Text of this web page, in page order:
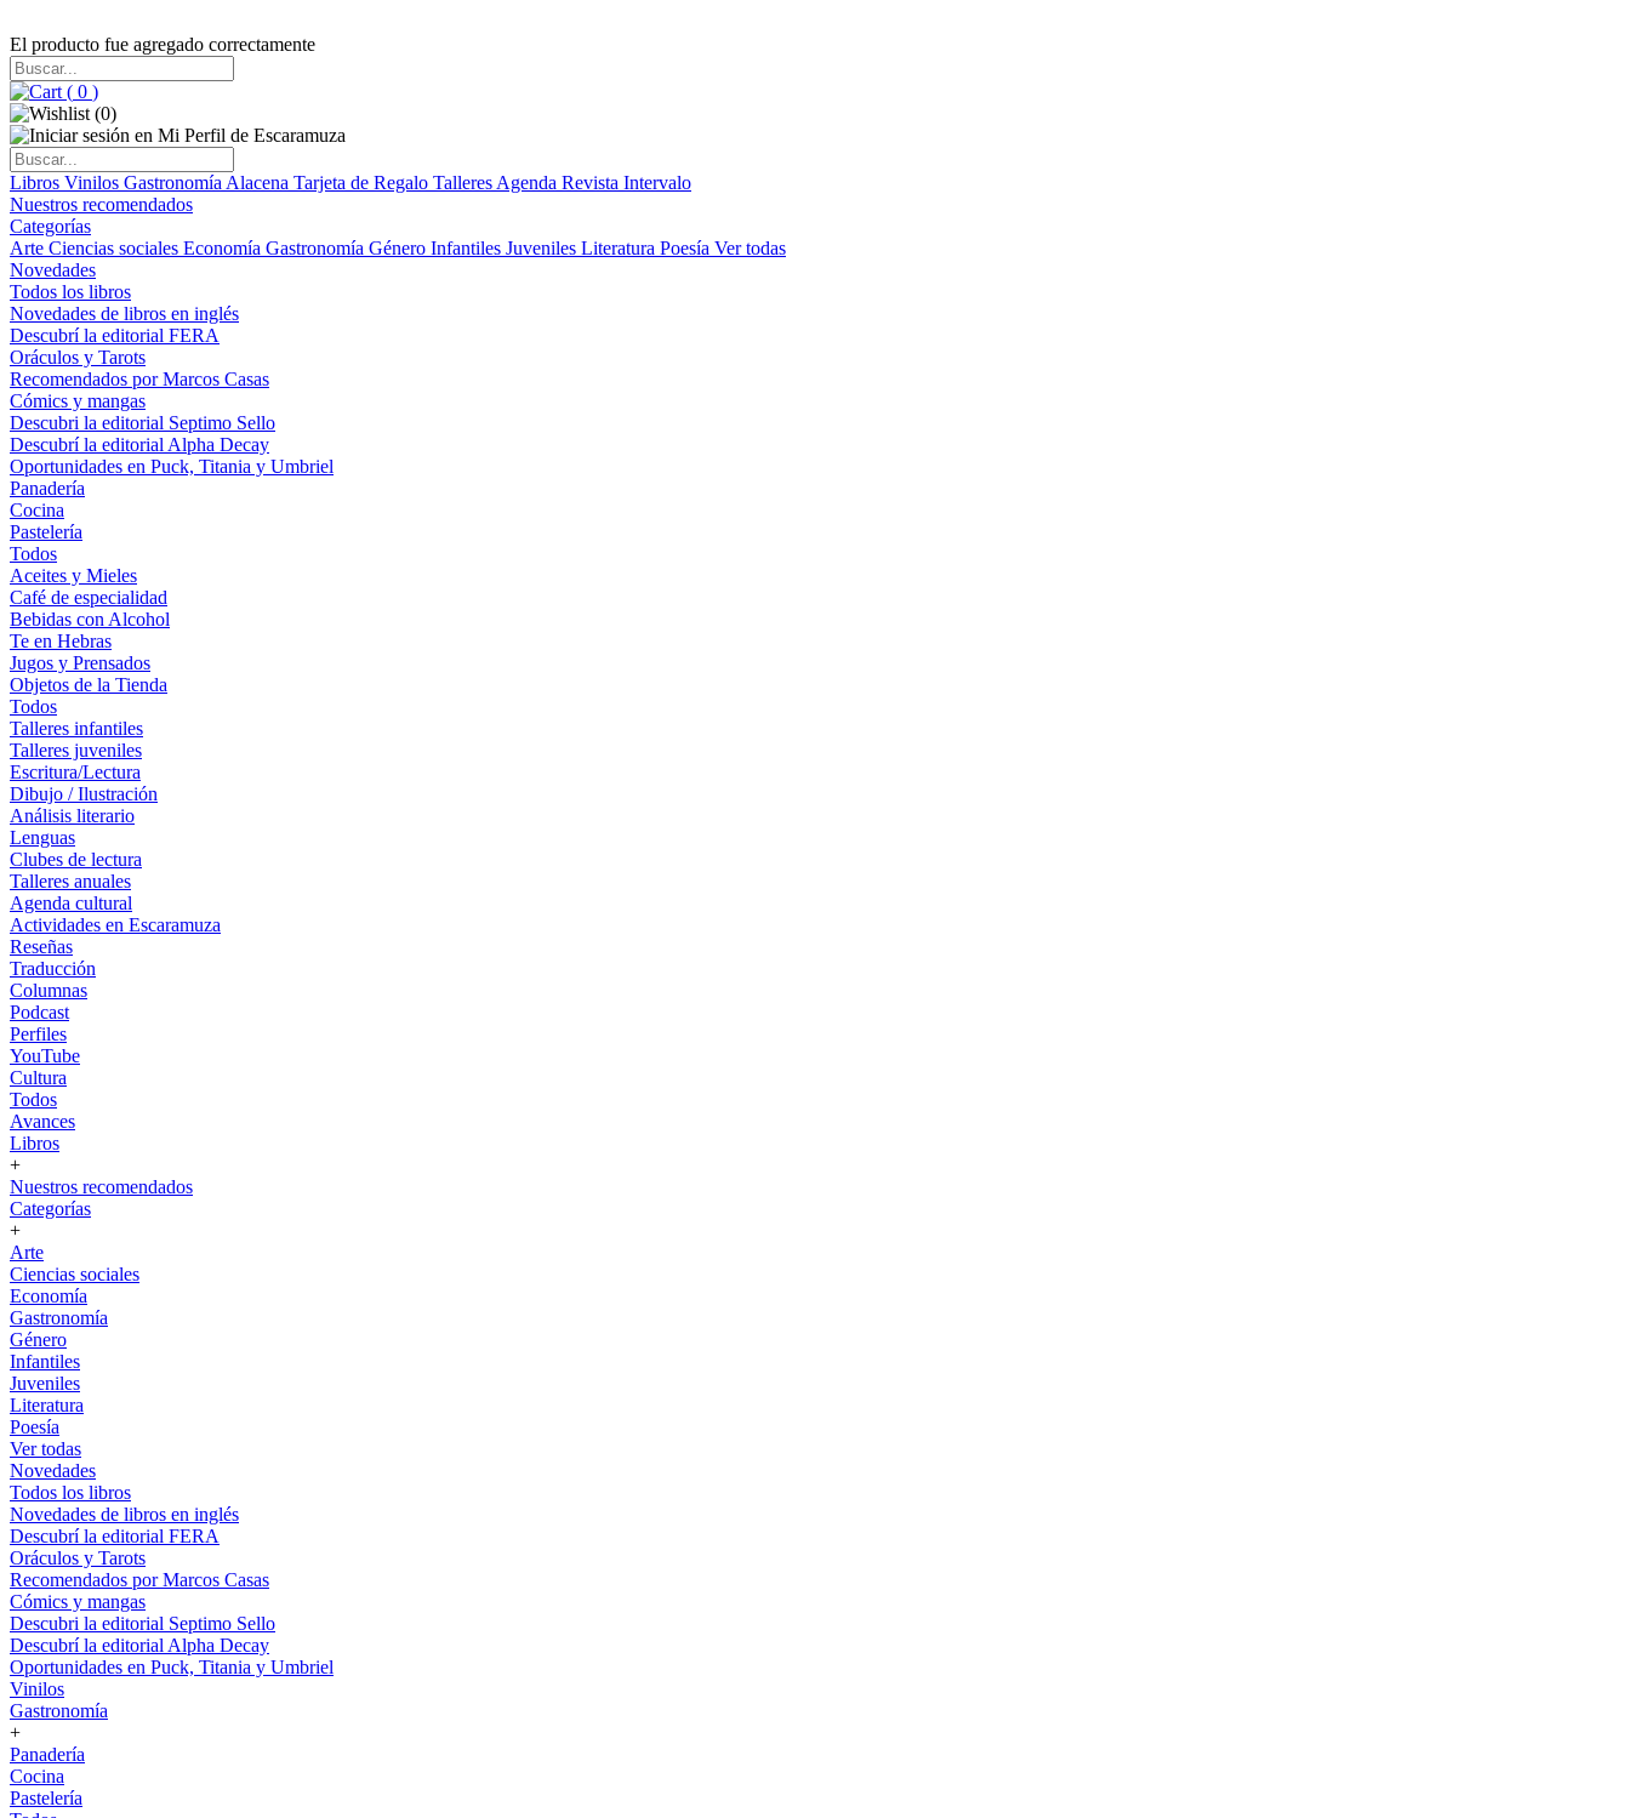
El producto fue agregado correctamente
( 0 )
(0)
Libros Vinilos Gastronomía Alacena Tarjeta de Regalo Talleres Agenda Revista Intervalo
Nuestros recomendados
Categorías
Arte Ciencias sociales Economía Gastronomía Género Infantiles Juveniles Literatura Poesía Ver todas
Novedades
Todos los libros
Novedades de libros en inglés
Descubrí la editorial FERA
Oráculos y Tarots
Recomendados por Marcos Casas
Cómics y mangas
Descubri la editorial Septimo Sello
Descubrí la editorial Alpha Decay
Oportunidades en Puck, Titania y Umbriel
Panadería
Cocina
Pastelería
Todos
Aceites y Mieles
Café de especialidad
Bebidas con Alcohol
Te en Hebras
Jugos y Prensados
Objetos de la Tienda
Todos
Talleres infantiles
Talleres juveniles
Escritura/Lectura
Dibujo / Ilustración
Análisis literario
Lenguas
Clubes de lectura
Talleres anuales
Agenda cultural
Actividades en Escaramuza
Reseñas
Traducción
Columnas
Podcast
Perfiles
YouTube
Cultura
Todos
Avances
Libros
+
Nuestros recomendados
Categorías
+
Arte
Ciencias sociales
Economía
Gastronomía
Género
Infantiles
Juveniles
Literatura
Poesía
Ver todas
Novedades
Todos los libros
Novedades de libros en inglés
Descubrí la editorial FERA
Oráculos y Tarots
Recomendados por Marcos Casas
Cómics y mangas
Descubri la editorial Septimo Sello
Descubrí la editorial Alpha Decay
Oportunidades en Puck, Titania y Umbriel
Vinilos
Gastronomía
+
Panadería
Cocina
Pastelería